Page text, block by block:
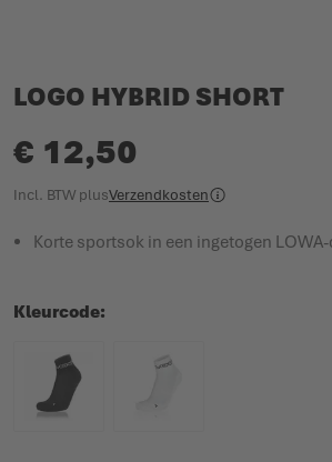
LOGO HYBRID SHORT
€ 12,50
Incl. BTW plusVerzendkosten
Korte sportsok in een ingetogen
Kleurcode